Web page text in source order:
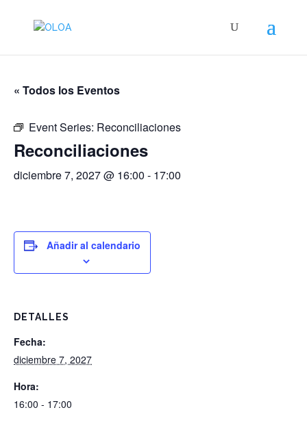
« Todos los Eventos
Event Series: Reconciliaciones
Reconciliaciones
diciembre 7, 2027 @ 16:00 - 17:00
Añadir al calendario
DETALLES
Fecha:
diciembre 7, 2027
Hora:
16:00 - 17:00